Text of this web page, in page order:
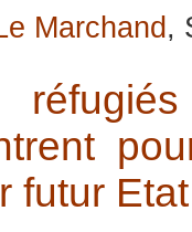
Marchand ,
futur Etat